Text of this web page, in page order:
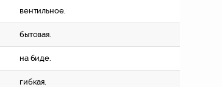
вентильное.
бытовая.
на биде.
гибкая.